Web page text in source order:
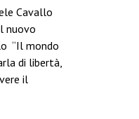
Cavallo
nuovo
“Il mondo
di libertà,
il